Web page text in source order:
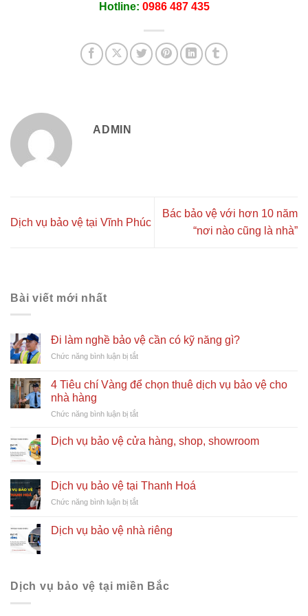
Hotline: 0986 487 435
ADMIN
Dịch vụ bảo vệ tại Vĩnh Phúc
Bác bảo vệ với hơn 10 năm
“nơi nào cũng là nhà”
Bài viết mới nhất
Đi làm nghề bảo vệ cần có kỹ năng gì?
Chức năng bình luận bị tắtở
làm
nghề
vệ
có
4 Tiêu chí Vàng để chọn thuê dịch vụ bảo vệ cho
nhà hàng
Chức năng bình luận bị tắtở
Tiêu
chọn
dịch
bảo
Dịch vụ bảo vệ cửa hàng, shop, showroom
Dịch vụ bảo vệ tại Thanh Hoá
Chức năng bình luận bị tắtở
vụ
bảo
Hoá
Dịch vụ bảo vệ nhà riêng
Dịch vụ bảo vệ tại miền Bắc